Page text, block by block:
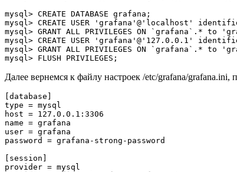
mysql> CREATE DATABASE grafana;
mysql> CREATE USER 'grafana'@'localhost'
mysql> GRANT ALL PRIVILEGES ON `grafana`.* to
mysql> CREATE USER 'grafana'@'127.0.0.1'
mysql> GRANT ALL PRIVILEGES ON `grafana`.* to
Далее вернемся к файлу настроек /etc/grafana/
[database]
type = mysql
host = 127.0.0.1:3306
name = grafana
user = grafana
password = grafana-strong-password
[session]
provider = mysql